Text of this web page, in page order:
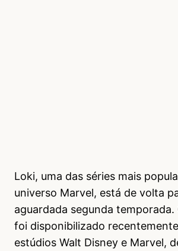
Loki, uma das séries mais
universo Marvel, está de volta
aguardada segunda
foi disponibilizado
estúdios Walt Disney e Marvel,